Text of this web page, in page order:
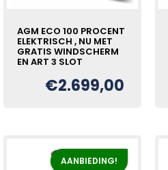
AGM ECO 100 PROCENT
ELEKTRISCH , NU MET
GRATIS WINDSCHERM
EN ART 3 SLOT
€2.699,00
AANBIEDING!